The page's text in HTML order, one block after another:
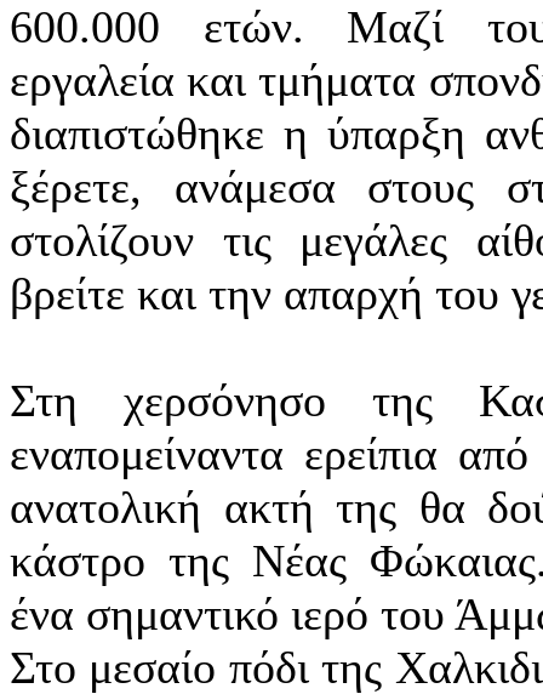
600.000 ετών. Μαζί
εργαλεία και τμήματα
διαπιστώθηκε η ύπαρξη
ξέρετε, ανάμεσα στους
στολίζουν τις μεγάλες
βρείτε και την απαρχή του
Στη χερσόνησο της
εναπομείναντα ερείπια
ανατολική ακτή της θα
κάστρο της Νέας
ένα σημαντικό ιερό του
Στο μεσαίο πόδι της